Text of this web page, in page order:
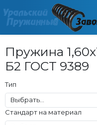
Пружина
Б2 ГОСТ 9389
Тип
Стандарт на материал